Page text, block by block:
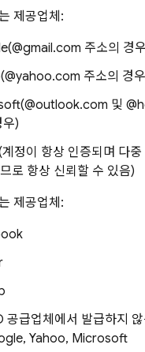
제공업체:
주소의 경
주소의 경
및
우)
정이 항상 인증되며 다
로 항상 신뢰할 수 있음)
제공업체:
공급업체에서 발급하지
Yahoo, Microsoft